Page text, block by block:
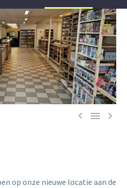
  
op onze nieuwe locatie aan de